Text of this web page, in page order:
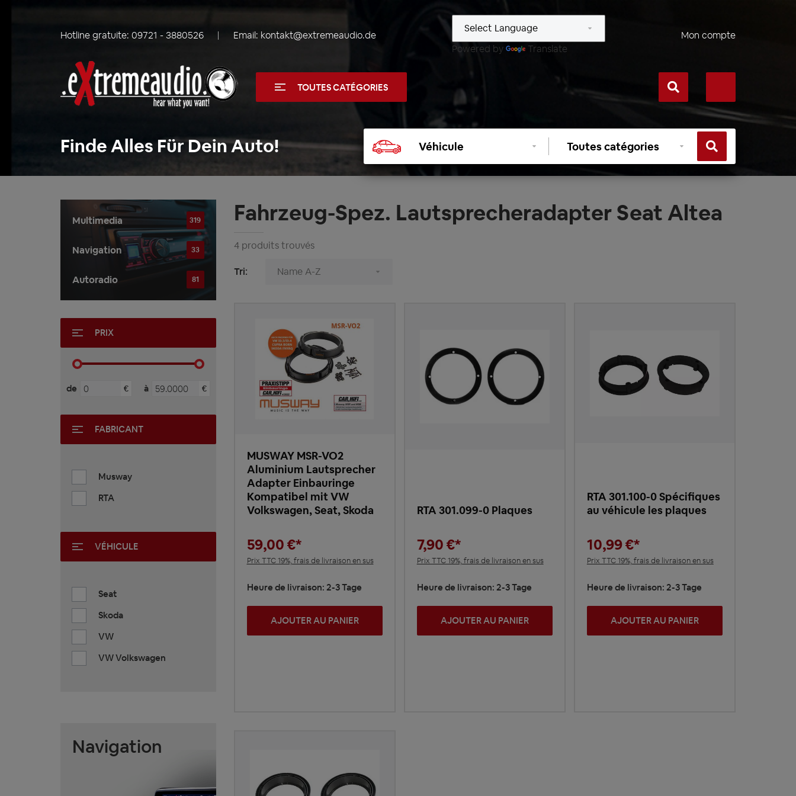
Hotline gratuite: 09721 - 3880526 Email: kontakt@extremeaudio.de
Powered by
Translate
Mon compte
TOUTES CATÉGORIES
Finde Alles Für Dein Auto!
un
véhicule
Sélectionner
catégorie
Multimedia 319
Navigation 33
Autoradio 81
PRIX
de € à €
FABRICANT
Musway
RTA
VÉHICULE
Seat
Skoda
VW
VW Volkswagen
Navigation
Fahrzeug-Spez. Lautsprecheradapter Seat Altea
4 produits trouvés
Tri:
MUSWAY MSR-VO2
Aluminium Lautsprecher
Adapter Einbauringe
Kompatibel mit VW
Volkswagen, Seat, Skoda
59,00 €*
Prix TTC 19%, frais de livraison en sus
Heure de livraison: 2-3 Tage
AJOUTER AU PANIER
RTA 301.099-0 Plaques
7,90 €*
Prix TTC 19%, frais de livraison en sus
Heure de livraison: 2-3 Tage
AJOUTER AU PANIER
RTA 301.100-0 Spécifiques
au véhicule les plaques
10,99 €*
Prix TTC 19%, frais de livraison en sus
Heure de livraison: 2-3 Tage
AJOUTER AU PANIER